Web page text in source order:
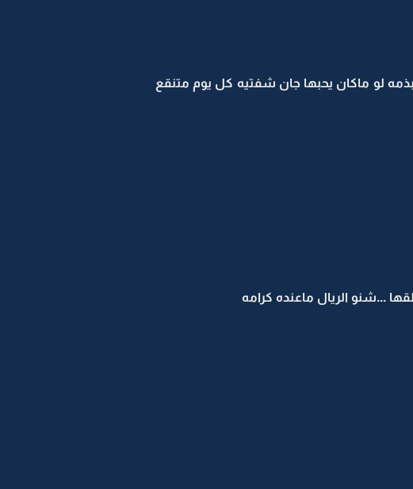
لو ماكان يحبها جان شفتيه كل يوم متنقع
...شنو الريال ماعنده كرامه